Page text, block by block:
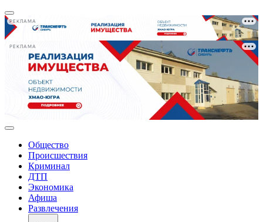
РЕКЛАМА
РЕКЛАМА
Общество
Происшествия
Криминал
ДТП
Экономика
Афиша
Развлечения